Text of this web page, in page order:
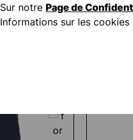
Sur notre Page de
Informations sur les